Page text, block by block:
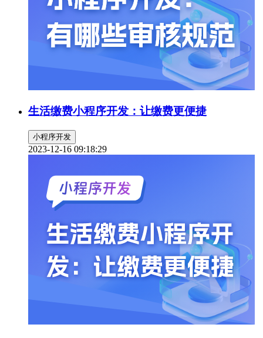
生活缴费小程序开发：让缴费更便捷
小程序开发
2023-12-16 09:18:29